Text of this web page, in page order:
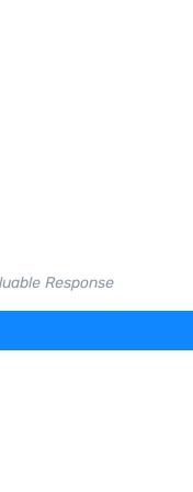
Response